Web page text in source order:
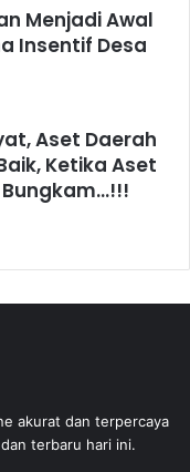
Menjadi Awal
Insentif Desa
Aset Daerah
Ketika Aset
Bungkam…!!!
akurat dan terpercaya
terbaru hari ini.